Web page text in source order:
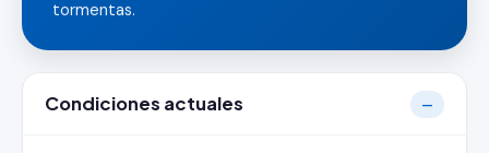
tormentas.
Condiciones actuales —